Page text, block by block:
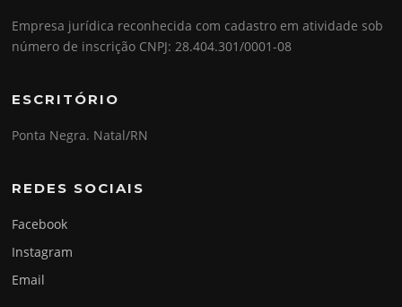
Empresa jurídica reconhecida com cadastro em atividade sob
número de inscrição CNPJ: 28.404.301/0001-08
ESCRITÓRIO
Ponta Negra. Natal/RN
REDES SOCIAIS
Facebook
Instagram
Email